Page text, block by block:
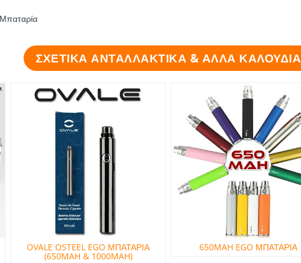
ΣΧΕΤΙΚΑ ΑΝΤΑΛΛΑΚΤΙΚΑ & ΑΛΛΑ ΚΑΛΟΥΔΙΑ
OVALE OSTEEL EGO ΜΠΑΤΑΡΙΑ
(650MAH & 1000MAH)
650MAH EGO ΜΠΑΤΑΡΙΑ